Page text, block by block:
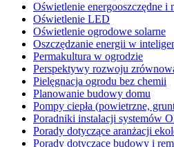
Oświetlenie energooszczędne i
Oświetlenie LED
Oświetlenie ogrodowe solarne
Oszczędzanie energii w
Permakultura w ogrodzie
Perspektywy rozwoju
Pielęgnacja ogrodu bez chemii
Planowanie budowy domu
Pompy ciepła (powietrzne,
Poradniki instalacji systemów
Porady dotyczące aranżacji
Porady dotyczące budowy i